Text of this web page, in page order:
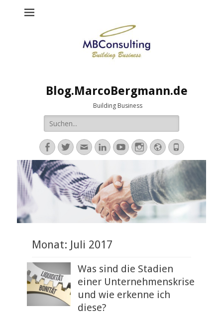
Blog.MarcoBergmann.de
Building Business
Suche
nach:
Facebook
Twitter
E-
Mail
LinkedInYouTubeInstagram
WebsiteTelefon
Monat: Juli 2017
Was sind die Stadien
einer Unternehmenskrise
und wie erkenne ich
diese?